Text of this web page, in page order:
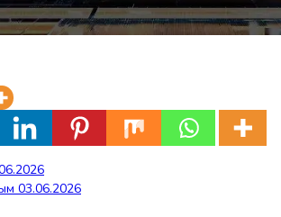
03.06.2026